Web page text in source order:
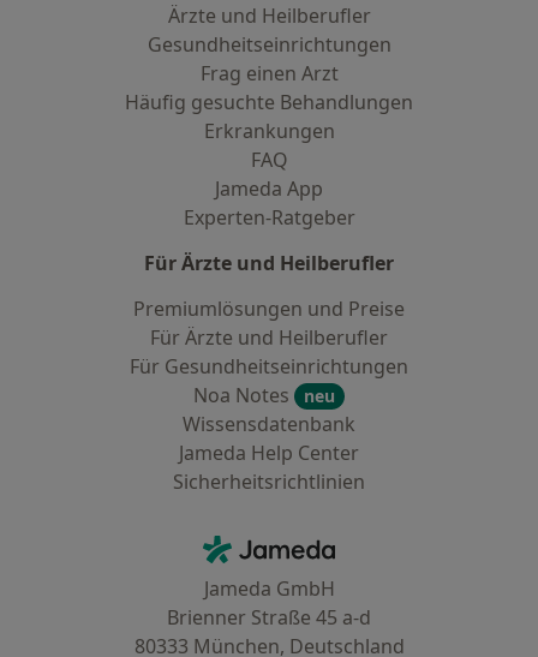
Ärzte und Heilberufler
Gesundheitseinrichtungen
Frag einen Arzt
Häufig gesuchte Behandlungen
Erkrankungen
FAQ
Jameda App
Experten-Ratgeber
Für Ärzte und Heilberufler
Premiumlösungen und Preise
Für Ärzte und Heilberufler
Für Gesundheitseinrichtungen
Noa Notes
neu
Wissensdatenbank
Jameda Help Center
Sicherheitsrichtlinien
Jameda - Startseite
Jameda GmbH
Brienner Straße 45 a-d
80333 München, Deutschland